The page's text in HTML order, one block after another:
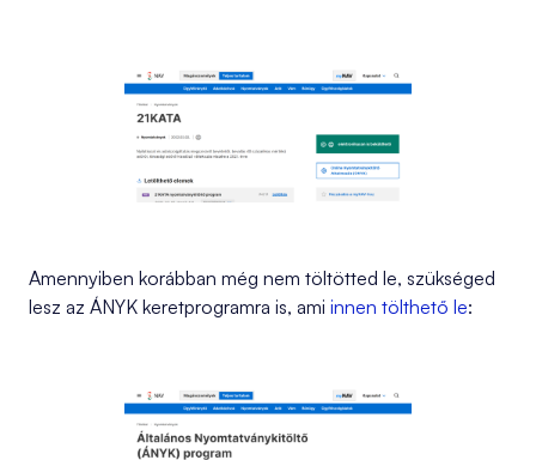
Amennyiben korábban még nem töltötted le, szükséged
lesz az ÁNYK keretprogramra is, ami innen tölthető le: